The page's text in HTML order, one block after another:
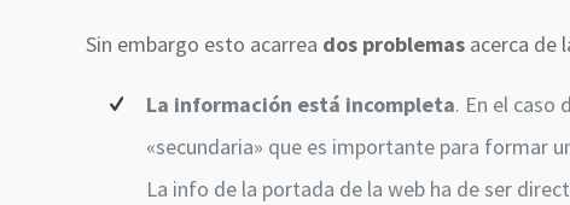
Sin embargo esto acarrea dos problemas acerca de
La información está incompleta. En el caso
«secundaria» que es importante para formar
La info de la portada de la web ha de ser